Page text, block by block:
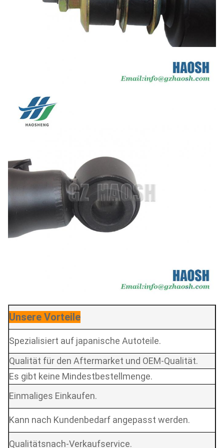
Unsere Vorteile
Spezialisiert auf japanische Autoteile.
Qualität für den Aftermarket und OEM-Qualität.
Es gibt keine Mindestbestellmenge.
Einmaliges Einkaufen.
Kann nach Kundenbedarf angepasst werden.
Qualitätsnach-Verkaufservice.